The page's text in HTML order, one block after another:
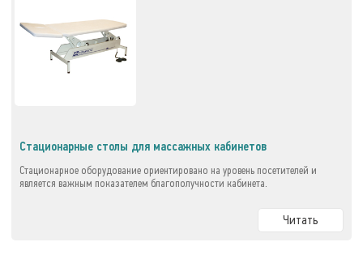
Стационарные столы для массажных кабинетов
Стационарное оборудование ориентировано на уровень посетителей и
является важным показателем благополучности кабинета.
Читать